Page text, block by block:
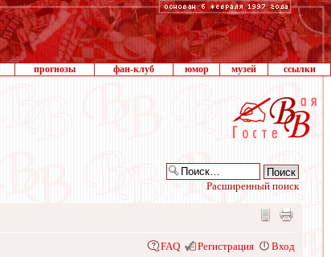
прогнозы фан-клуб юмор музей ссылки
Расширенный поиск
FAQ Регистрация Вход